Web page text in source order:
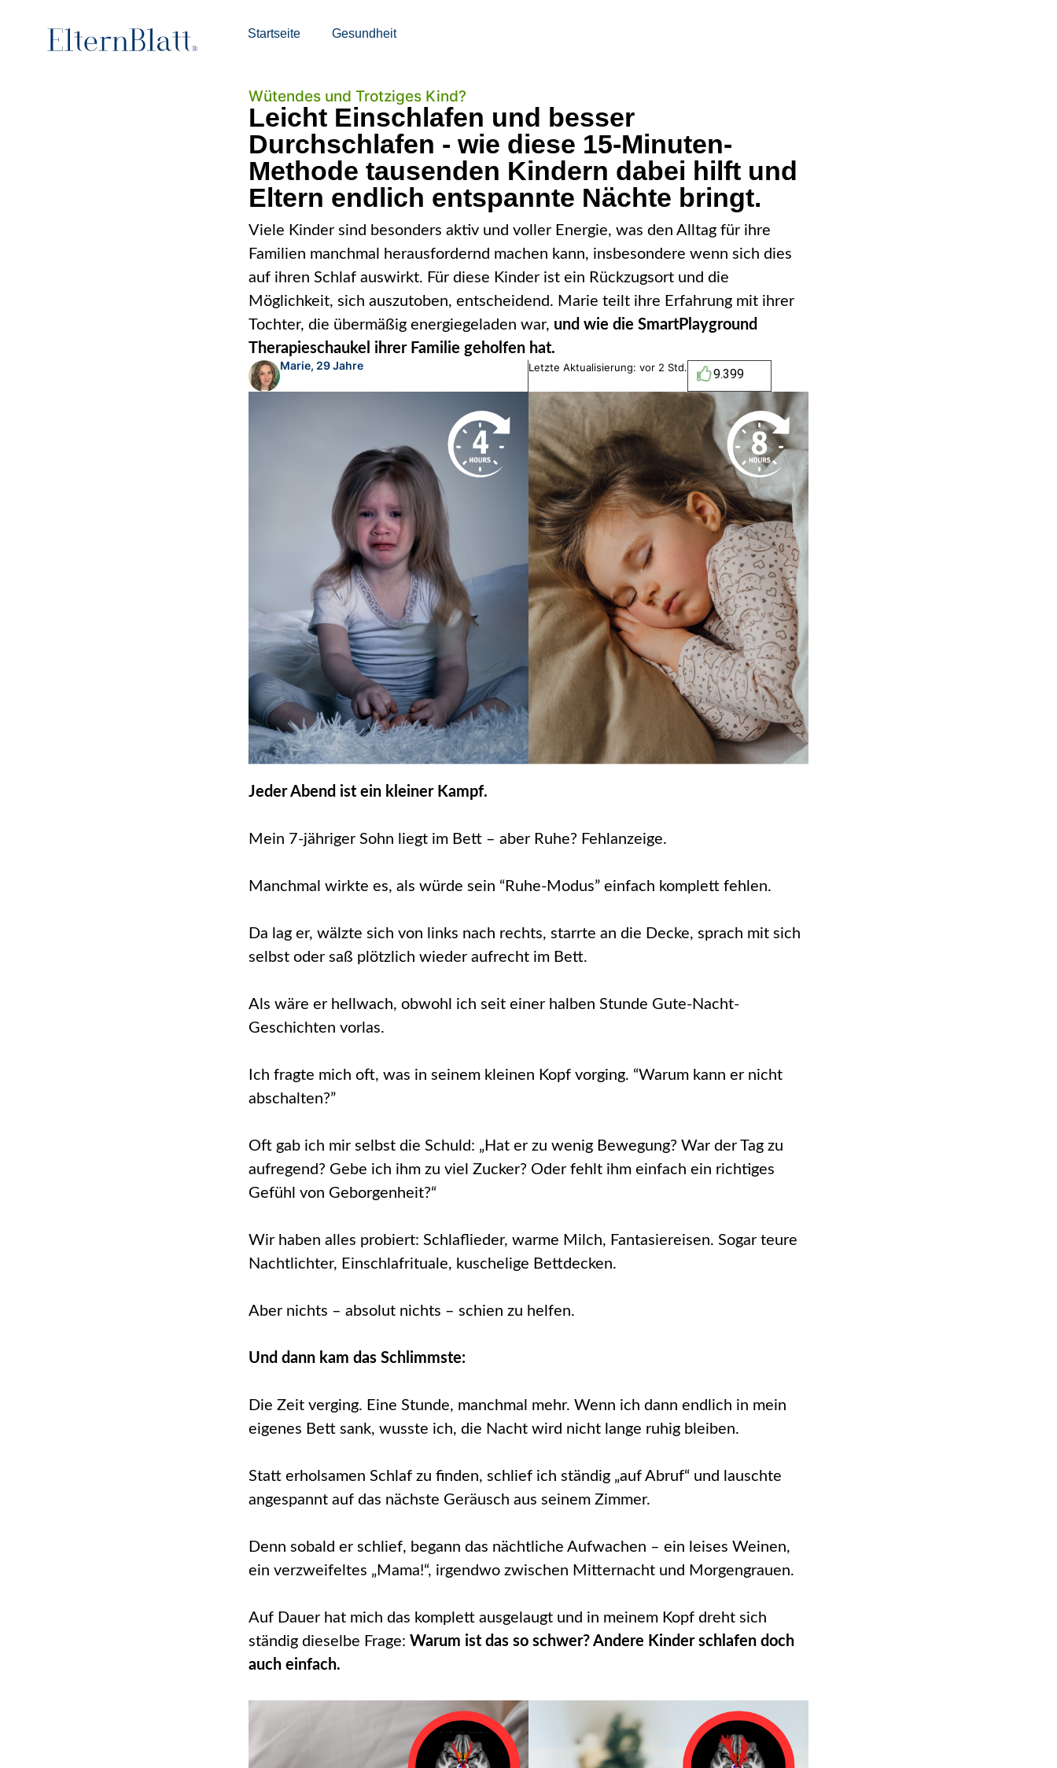
Startseite Gesundheit
Wütendes und Trotziges Kind?
Leicht Einschlafen und besser
Durchschlafen - wie diese 15-Minuten-
Methode tausenden Kindern dabei hilft und
Eltern endlich entspannte Nächte bringt.
Viele Kinder sind besonders aktiv und voller Energie, was den Alltag für ihre
Familien manchmal herausfordernd machen kann, insbesondere wenn sich dies
auf ihren Schlaf auswirkt. Für diese Kinder ist ein Rückzugsort und die
Möglichkeit, sich auszutoben, entscheidend. Marie teilt ihre Erfahrung mit ihrer
Tochter, die übermäßig energiegeladen war, und wie die SmartPlayground
Therapieschaukel ihrer Familie geholfen hat.
Marie, 29 Jahre Letzte Aktualisierung: vor 2 Std. 9.399
Jeder Abend ist ein kleiner Kampf.
Mein 7-jähriger Sohn liegt im Bett – aber Ruhe? Fehlanzeige.
Manchmal wirkte es, als würde sein “Ruhe-Modus” einfach komplett fehlen.
Da lag er, wälzte sich von links nach rechts, starrte an die Decke, sprach mit sich
selbst oder saß plötzlich wieder aufrecht im Bett.
Als wäre er hellwach, obwohl ich seit einer halben Stunde Gute-Nacht-
Geschichten vorlas.
Ich fragte mich oft, was in seinem kleinen Kopf vorging. “Warum kann er nicht
abschalten?”
Oft gab ich mir selbst die Schuld: „Hat er zu wenig Bewegung? War der Tag zu
aufregend? Gebe ich ihm zu viel Zucker? Oder fehlt ihm einfach ein richtiges
Gefühl von Geborgenheit?“
Wir haben alles probiert: Schlaflieder, warme Milch, Fantasiereisen. Sogar teure
Nachtlichter, Einschlafrituale, kuschelige Bettdecken.
Aber nichts – absolut nichts – schien zu helfen.
Und dann kam das Schlimmste:
Die Zeit verging. Eine Stunde, manchmal mehr. Wenn ich dann endlich in mein
eigenes Bett sank, wusste ich, die Nacht wird nicht lange ruhig bleiben.
Statt erholsamen Schlaf zu finden, schlief ich ständig „auf Abruf“ und lauschte
angespannt auf das nächste Geräusch aus seinem Zimmer.
Denn sobald er schlief, begann das nächtliche Aufwachen – ein leises Weinen,
ein verzweifeltes „Mama!“, irgendwo zwischen Mitternacht und Morgengrauen.
Auf Dauer hat mich das komplett ausgelaugt und in meinem Kopf dreht sich
ständig dieselbe Frage: Warum ist das so schwer? Andere Kinder schlafen doch
auch einfach.